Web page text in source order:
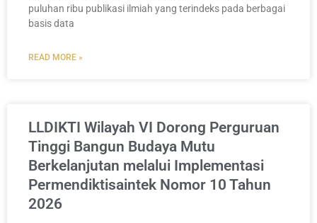
puluhan ribu publikasi ilmiah yang terindeks pada berbagai
basis data
READ MORE »
LLDIKTI Wilayah VI Dorong Perguruan
Tinggi Bangun Budaya Mutu
Berkelanjutan melalui Implementasi
Permendiktisaintek Nomor 10 Tahun
2026